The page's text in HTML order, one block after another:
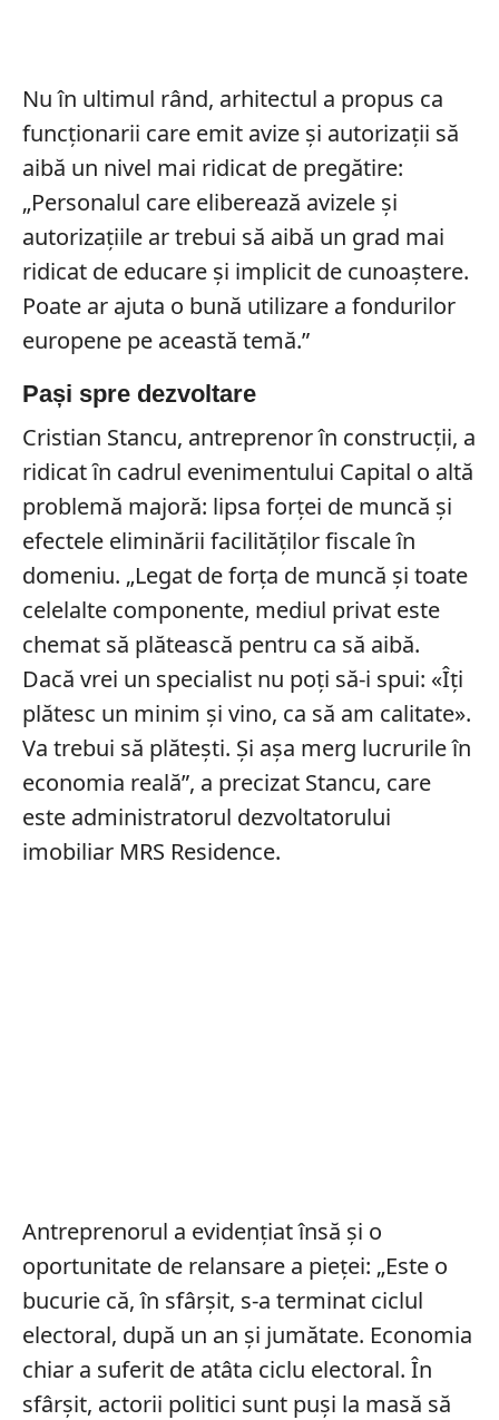
Nu în ultimul rând, arhitectul a propus ca
funcționarii care emit avize și autorizații să
aibă un nivel mai ridicat de pregătire:
„Personalul care eliberează avizele și
autorizațiile ar trebui să aibă un grad mai
ridicat de educare și implicit de cunoaștere.
Poate ar ajuta o bună utilizare a fondurilor
europene pe această temă.”
Pași spre dezvoltare
Cristian Stancu, antreprenor în construcții, a
ridicat ȋn cadrul evenimentului Capital o altă
problemă majoră: lipsa forței de muncă și
efectele eliminării facilităților fiscale în
domeniu. „Legat de forța de muncă și toate
celelalte componente, mediul privat este
chemat să plătească pentru ca să aibă.
Dacă vrei un specialist nu poți să-i spui: «Îți
plătesc un minim și vino, ca să am calitate».
Va trebui să plătești. Și așa merg lucrurile în
economia reală”, a precizat Stancu, care
este administratorul dezvoltatorului
imobiliar MRS Residence.
Antreprenorul a evidențiat însă și o
oportunitate de relansare a pieței: „Este o
bucurie că, în sfârșit, s-a terminat ciclul
electoral, după un an și jumătate. Economia
chiar a suferit de atâta ciclu electoral. În
sfârșit, actorii politici sunt puși la masă să